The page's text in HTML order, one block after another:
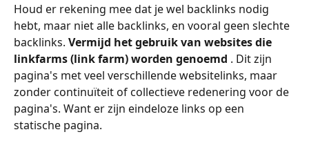
Houd er rekening mee dat je wel backlinks nodig
hebt, maar niet alle backlinks, en vooral geen slechte
backlinks. Vermijd het gebruik van websites die
linkfarms (link farm) worden genoemd . Dit zijn
pagina's met veel verschillende websitelinks, maar
zonder continuïteit of collectieve redenering voor de
pagina's. Want er zijn eindeloze links op een
statische pagina.